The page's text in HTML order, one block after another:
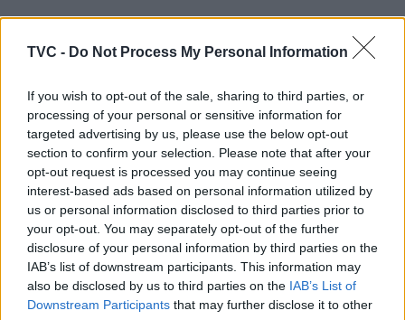
TVC - Do Not Process My Personal Information
If you wish to opt-out of the sale, sharing to third parties, or
processing of your personal or sensitive information for
targeted advertising by us, please use the below opt-out
section to confirm your selection. Please note that after your
opt-out request is processed you may continue seeing
interest-based ads based on personal information utilized by
us or personal information disclosed to third parties prior to
your opt-out. You may separately opt-out of the further
disclosure of your personal information by third parties on the
IAB’s list of downstream participants. This information may
also be disclosed by us to third parties on the IAB’s List of
Downstream Participants that may further disclose it to other
ARTIGOS RELACIONADOSMAIS DO AUTOR
Deputados do PSD saúdam Banda
Sinfónica da ARMAB pelo 1º lugar no
certame internacional de Valência